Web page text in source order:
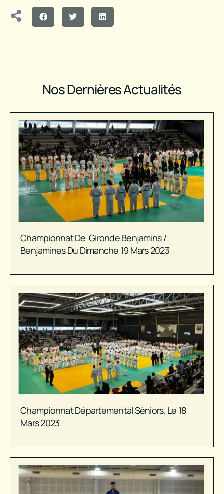
Nos Dernières Actualités
Championnat De Gironde Benjamins /
Benjamines Du Dimanche 19 Mars 2023
Championnat Départemental Séniors, Le 18
Mars 2023